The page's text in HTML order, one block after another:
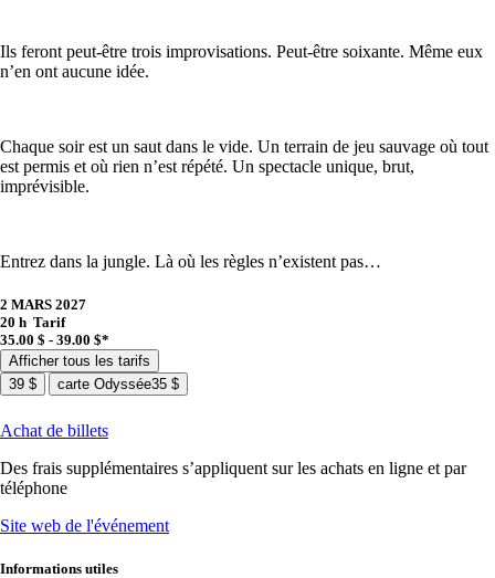
Ils feront peut-être trois improvisations. Peut-être soixante. Même eux
n’en ont aucune idée.
Chaque soir est un saut dans le vide. Un terrain de jeu sauvage où tout
est permis et où rien n’est répété. Un spectacle unique, brut,
imprévisible.
Entrez dans la jungle. Là où les règles n’existent pas…
2 MARS 2027
20 h Tarif
35.00 $ - 39.00 $*
Afficher tous les tarifs
39 $
carte Odyssée35 $
Achat de billets
Des frais supplémentaires s’appliquent sur les achats en ligne et par
téléphone
Site web de l'événement
Informations utiles